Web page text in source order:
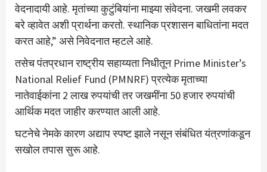
वेदनादायी आहे. मृतांच्या कुटुंबियांना माझ्या संवेदना. जखमी लवकर
बरे व्हावेत अशी प्रार्थना करतो. स्थानिक प्रशासन बाधितांना मदत
करत आहे,” असे निवेदनात म्हटले आहे.
तसेच पंतप्रधान राष्ट्रीय सहाय्यता निधीतून Prime Minister’s
National Relief Fund (PMNRF) प्रत्येक मृताच्या
नातेवाईकांना 2 लाख रुपयांची तर जखमींना 50 हजार रुपयांची
आर्थिक मदत जाहीर करण्यात आली आहे.
घटनेचे नेमके कारण अद्याप स्पष्ट झाले नसून संबंधित यंत्रणांकडून
सखोल तपास सुरू आहे.